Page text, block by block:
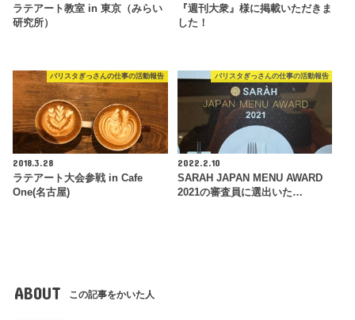
ラテアート教室 in 東京（みらい
研究所）
『週刊大衆』様に掲載いただきま
した！
バリスタぎっさんの仕事の活動報告
2018.3.28
ラテアート大会参戦 in Cafe
One(名古屋)
バリスタぎっさんの仕事の活動報告
2022.2.10
SARAH JAPAN MENU AWARD
2021の審査員に選出いた…
ABOUT この記事をかいた人